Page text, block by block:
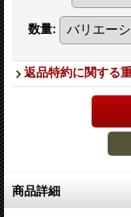
数量:
返品特約に関する
商品詳細